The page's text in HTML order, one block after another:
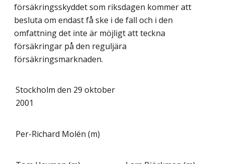
försäkringsskyddet som riksdagen kommer att
besluta om endast få ske i de fall och i den
omfattning det inte är möjligt att teckna
försäkringar på den reguljära
försäkringsmarknaden.
Stockholm den 29 oktober
2001
Per-Richard Molén (m)